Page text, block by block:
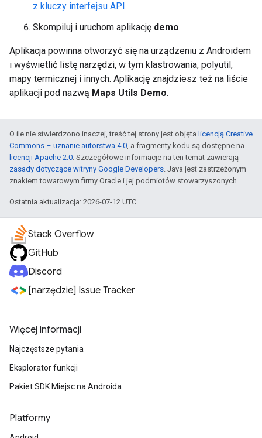
z kluczy interfejsu API.
Skompiluj i uruchom aplikację demo.
Aplikacja powinna otworzyć się na urządzeniu z Androidem
i wyświetlić listę narzędzi, w tym klastrowania, polyutil,
mapy termicznej i innych. Aplikację znajdziesz też na liście
aplikacji pod nazwą Maps Utils Demo.
O ile nie stwierdzono inaczej, treść tej strony jest objęta licencją Creative
Commons – uznanie autorstwa 4.0, a fragmenty kodu są dostępne na
licencji Apache 2.0. Szczegółowe informacje na ten temat zawierają
zasady dotyczące witryny Google Developers. Java jest zastrzeżonym
znakiem towarowym firmy Oracle i jej podmiotów stowarzyszonych.
Ostatnia aktualizacja: 2026-07-12 UTC.
Stack Overflow
GitHub
Discord
[narzędzie] Issue Tracker
Więcej informacji
Najczęstsze pytania
Eksplorator funkcji
Pakiet SDK Miejsc na Androida
Platformy